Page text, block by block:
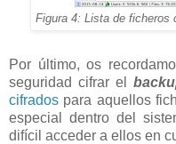
Figura 4: Lista de ficheros
Por último, os
seguridad cifrar el
cifrados para aquellos
especial dentro del
difícil acceder a ellos en